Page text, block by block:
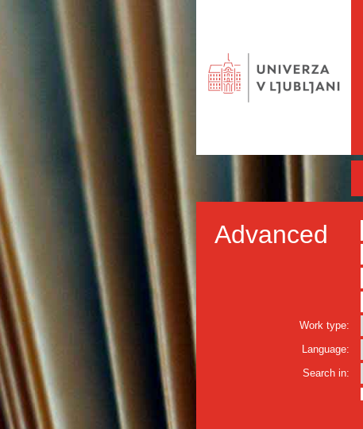
Advanced
Work type:
Language:
Search in: